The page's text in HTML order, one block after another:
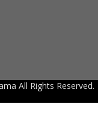
All Rights Reserved.